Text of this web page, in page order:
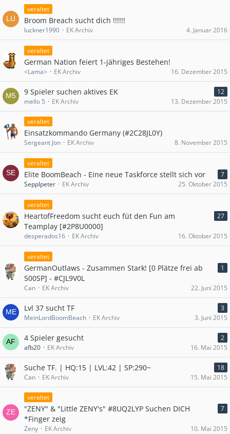
veraltet
Broom Breach sucht dich !!!!!!
luckner1990 EK Archiv 4. Januar 2016
veraltet
German Nation feiert 1-jähriges Bestehen!
<Lama> EK Archiv 16. Dezember 2015
9 Spieler suchen aktives EK
12
mello 5
EK Archiv 13. Dezember 2015
veraltet
Einsatzkommando Germany (#2C28JL0Y)
Sergeant Jon EK Archiv 8. November 2015
veraltet
Elite BoomBeach - Eine neue Taskforce stellt sich vor
7
Sepplpeter
EK Archiv 25. Oktober 2015
veraltet
HeartofFreedom sucht euch füt den Fun am
Teamplay [#2P8U0000]
27
desperados16 EK Archiv 16. Oktober 2015
veraltet
GermanOutlaws - Zusammen Stark! [0 Plätze frei ab
500SP] - #CJL9V0L
1
Can EK Archiv 22. Juni 2015
Lvl 37 sucht TF
3
MeinLordBoomBeach
EK Archiv 3. Juni 2015
4 Spieler gesucht
2
afb20
EK Archiv 16. Mai 2015
Suche TF. | HQ:15 | LVL:42 | SP:290~
18
Can
EK Archiv 15. Mai 2015
veraltet
"ZENY" & "Little ZENY's" #8UQ2LYP Suchen DICH
*Finger zeig
7
Zeny EK Archiv 10. Mai 2015